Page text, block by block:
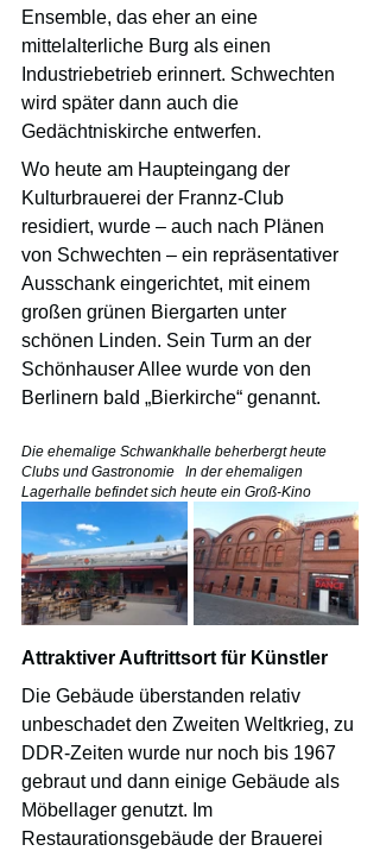
Ensemble, das eher an eine
mittelalterliche Burg als einen
Industriebetrieb erinnert. Schwechten
wird später dann auch die
Gedächtniskirche entwerfen.
Wo heute am Haupteingang der
Kulturbrauerei der Frannz-Club
residiert, wurde – auch nach Plänen
von Schwechten – ein repräsentativer
Ausschank eingerichtet, mit einem
großen grünen Biergarten unter
schönen Linden. Sein Turm an der
Schönhauser Allee wurde von den
Berlinern bald „Bierkirche“ genannt.
Die ehemalige Schwankhalle beherbergt heute
Clubs und Gastronomie   In der ehemaligen
Lagerhalle befindet sich heute ein Groß-Kino
Attraktiver Auftrittsort für Künstler
Die Gebäude überstanden relativ
unbeschadet den Zweiten Weltkrieg, zu
DDR-Zeiten wurde nur noch bis 1967
gebraut und dann einige Gebäude als
Möbellager genutzt. Im
Restaurationsgebäude der Brauerei